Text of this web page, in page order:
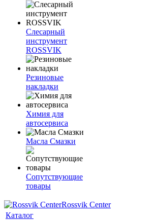
Слесарный
инструмент
ROSSVIK
Резиновые
накладки
Химия для
автосервиса
Масла Смазки
Сопутствующие
товары
Rossvik Center
Каталог